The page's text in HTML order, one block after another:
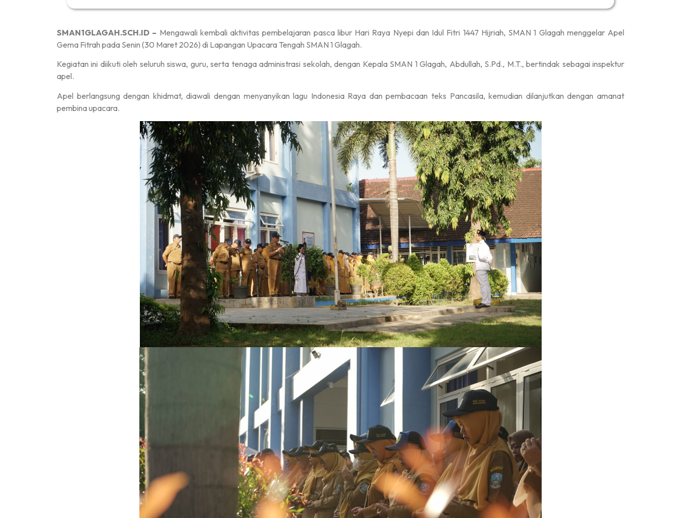
SMAN1GLAGAH.SCH.ID – Mengawali kembali aktivitas pembelajaran pasca libur Hari Raya Nyepi dan Idul Fitri 1447 Hijriah, SMAN 1 Glagah menggelar Apel
Gema Fitrah pada Senin (30 Maret 2026) di Lapangan Upacara Tengah SMAN 1 Glagah.
Kegiatan ini diikuti oleh seluruh siswa, guru, serta tenaga administrasi sekolah, dengan Kepala SMAN 1 Glagah, Abdullah, S.Pd., M.T., bertindak sebagai inspektur
apel.
Apel berlangsung dengan khidmat, diawali dengan menyanyikan lagu Indonesia Raya dan pembacaan teks Pancasila, kemudian dilanjutkan dengan amanat
pembina upacara.